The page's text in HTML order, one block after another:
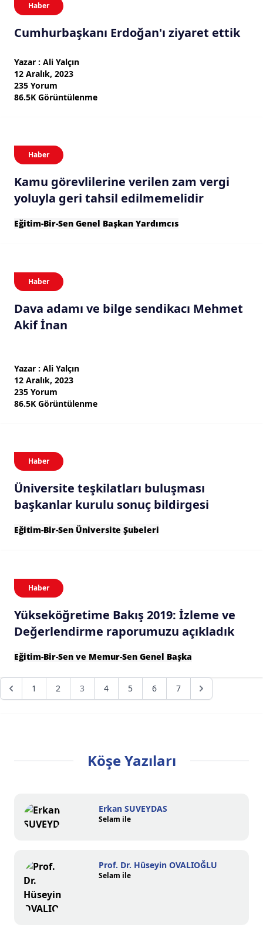
Haber
Cumhurbaşkanı Erdoğan'ı ziyaret ettik
Yazar : Ali Yalçın
12 Aralık, 2023
235 Yorum
86.5K Görüntülenme
Haber
Kamu görevlilerine verilen zam vergi
yoluyla geri tahsil edilmemelidir
Eğitim-Bir-Sen Genel Başkan Yardımcıs
Haber
Dava adamı ve bilge sendikacı Mehmet
Akif İnan
Yazar : Ali Yalçın
12 Aralık, 2023
235 Yorum
86.5K Görüntülenme
Haber
Üniversite teşkilatları buluşması
başkanlar kurulu sonuç bildirgesi
Eğitim-Bir-Sen Üniversite Şubeleri
Haber
Yükseköğretime Bakış 2019: İzleme ve
Değerlendirme raporumuzu açıkladık
Eğitim-Bir-Sen ve Memur-Sen Genel Başka
1 2 3 4 5 6 7
Köşe Yazıları
Erkan SUVEYDAS
Selam ile
Prof. Dr. Hüseyin OVALIOĞLU
Selam ile